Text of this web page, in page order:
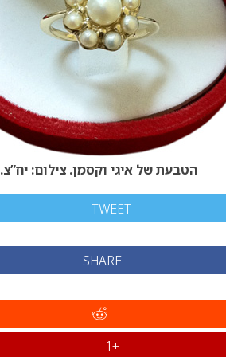
הטבעת של איגי וקסמן. צילום: יח”צ.
TWEET
SHARE
+1